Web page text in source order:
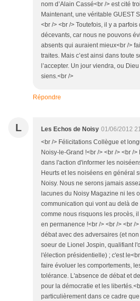
nom d’Alain Cassé<br /> est cité
Maintenant, une véritable GUEST
<br /> <br /> Toutefois, il y a
décevants, car nous ne pouvons
absents qui auraient mieux<br />
traites. Mais c’est ainsi dans toute
l’accepter. Un jour viendra, ou
siens.<br />
Répondre
L Les Echos de Noisy 01/06/2012
<br /> Félicitations Collègue et
Noisy-le-Grand !<br /> <br /> <br /
dans l'action d'informer les
Heurts et les noiséens en général
Noisy. Nous ne serons jamais
lacunes du Noisy Magazine ni les
communication qui vont au delà
comme nous risquons les procès,
en permanence !<br /> <br /> <br /
débat avec des adversaires (et
soeur de Lionel Jospin, qualifiant
l'élection présidentielle) ; c'est
faire évoluer les comportements,
tolérance. L'absence de débat et
pour la démocratie et les
particulièrement dans ce cadre